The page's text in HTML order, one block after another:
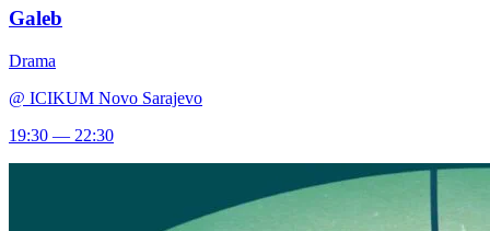
Galeb
Drama
@ ICIKUM Novo Sarajevo
19:30 — 22:30